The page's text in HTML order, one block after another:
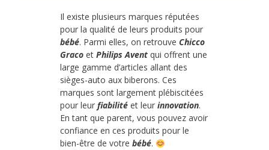
Il existe plusieurs marques réputées
pour la qualité de leurs produits pour
bébé. Parmi elles, on retrouve Chicco
Graco et Philips Avent qui offrent une
large gamme d’articles allant des
sièges-auto aux biberons. Ces
marques sont largement plébiscitées
pour leur fiabilité et leur innovation.
En tant que parent, vous pouvez avoir
confiance en ces produits pour le
bien-être de votre bébé.